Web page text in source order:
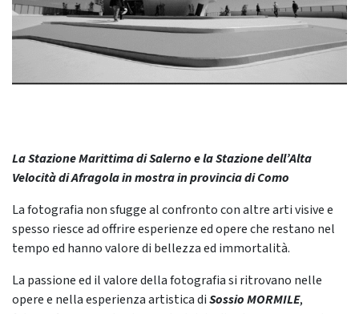
La Stazione Marittima di Salerno e la Stazione dell’Alta
Velocità di Afragola in mostra in provincia di Como
La fotografia non sfugge al confronto con altre arti visive e
spesso riesce ad offrire esperienze ed opere che restano nel
tempo ed hanno valore di bellezza ed immortalità.
La passione ed il valore della fotografia si ritrovano nelle
opere e nella esperienza artistica diSossio MORMILE,